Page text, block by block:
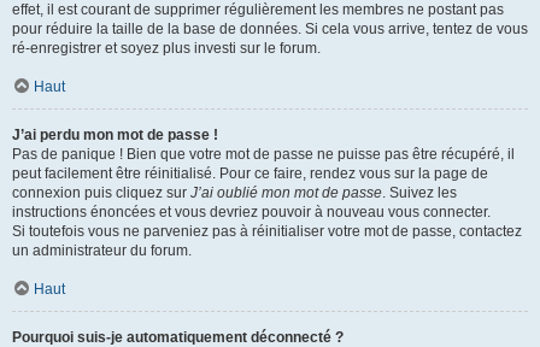
effet, il est courant de supprimer régulièrement les membres ne postant pas
pour réduire la taille de la base de données. Si cela vous arrive, tentez de vous
ré-enregistrer et soyez plus investi sur le forum.
Haut
J’ai perdu mon mot de passe !
Pas de panique ! Bien que votre mot de passe ne puisse pas être récupéré, il
peut facilement être réinitialisé. Pour ce faire, rendez vous sur la page de
connexion puis cliquez sur J’ai oublié mon mot de passe. Suivez les
instructions énoncées et vous devriez pouvoir à nouveau vous connecter.
Si toutefois vous ne parveniez pas à réinitialiser votre mot de passe, contactez
un administrateur du forum.
Haut
Pourquoi suis-je automatiquement déconnecté ?